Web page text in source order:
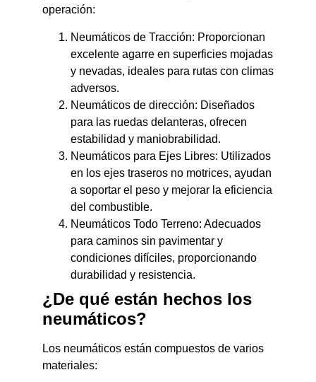
operación:
Neumáticos de Tracción: Proporcionan
excelente agarre en superficies mojadas
y nevadas, ideales para rutas con climas
adversos.
Neumáticos de dirección: Diseñados
para las ruedas delanteras, ofrecen
estabilidad y maniobrabilidad.
Neumáticos para Ejes Libres: Utilizados
en los ejes traseros no motrices, ayudan
a soportar el peso y mejorar la eficiencia
del combustible.
Neumáticos Todo Terreno: Adecuados
para caminos sin pavimentar y
condiciones difíciles, proporcionando
durabilidad y resistencia.
¿De qué están hechos los
neumáticos?
Los neumáticos están compuestos de varios
materiales: